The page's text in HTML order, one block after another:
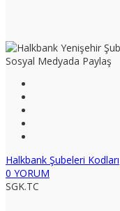
Sosyal Medyada Paylaş
Halkbank Şubeleri Kodları
0 YORUM
SGK.TC